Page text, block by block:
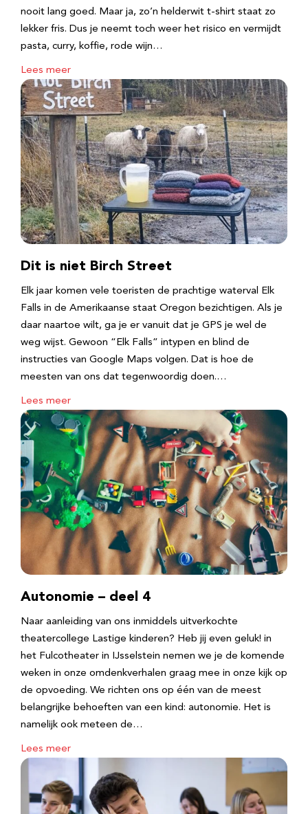
nooit lang goed. Maar ja, zo’n helderwit t-shirt staat zo
lekker fris. Dus je neemt toch weer het risico en vermijdt
pasta, curry, koffie, rode wijn…
Lees meer
Dit is niet Birch Street
Elk jaar komen vele toeristen de prachtige waterval Elk
Falls in de Amerikaanse staat Oregon bezichtigen. Als je
daar naartoe wilt, ga je er vanuit dat je GPS je wel de
weg wijst. Gewoon “Elk Falls” intypen en blind de
instructies van Google Maps volgen. Dat is hoe de
meesten van ons dat tegenwoordig doen.…
Lees meer
Autonomie – deel 4
Naar aanleiding van ons inmiddels uitverkochte
theatercollege Lastige kinderen? Heb jij even geluk! in
het Fulcotheater in IJsselstein nemen we je de komende
weken in onze omdenkverhalen graag mee in onze kijk op
de opvoeding. We richten ons op één van de meest
belangrijke behoeften van een kind: autonomie. Het is
namelijk ook meteen de…
Lees meer